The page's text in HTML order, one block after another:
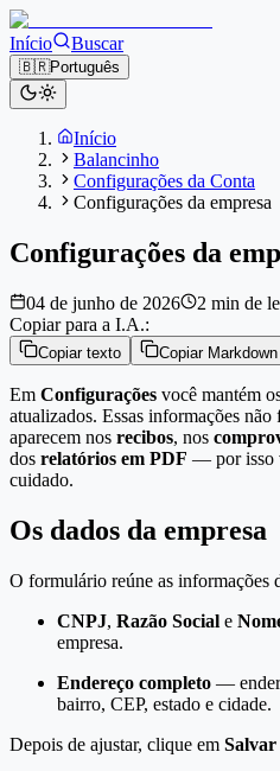
Início Buscar
🇧🇷Português
Início
Balancinho
Configurações da Conta
Configurações da empresa
Configurações da
04 de junho de 2026 2 min de
Copiar para a I.A.:
Copiar texto Copiar Markdown
Em Configurações você mantém
atualizados. Essas informações não
aparecem nos recibos, nos
dos relatórios em PDF — por isso
cuidado.
Os dados da empresa
O formulário reúne as informações
CNPJ, Razão Social e
empresa.
Endereço completo —
bairro, CEP, estado e cidade.
Depois de ajustar, clique em Salvar